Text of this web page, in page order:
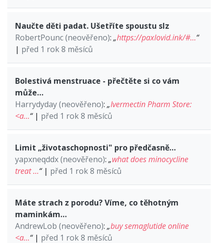
Naučte děti padat. Ušetříte spoustu slz
RobertPounc (neověřeno): „https://paxlovid.ink/#…“
| před 1 rok 8 měsíců
Bolestivá menstruace - přečtěte si co vám
může…
Harrydyday (neověřeno): „Ivermectin Pharm Store:
<a…“| před 1 rok 8 měsíců
Limit „životaschopnosti" pro předčasně…
yapxneqddx (neověřeno): „what does minocycline
treat …“| před 1 rok 8 měsíců
Máte strach z porodu? Víme, co těhotným
maminkám…
AndrewLob (neověřeno): „buy semaglutide online
<a…“| před 1 rok 8 měsíců